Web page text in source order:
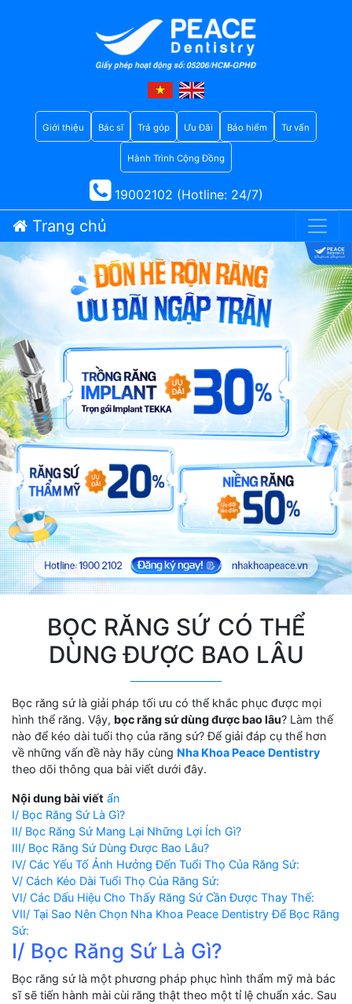
Giới thiệu Bác sĩ Trả góp Ưu Đãi Bảo hiểm Tư vấn
Hành Trình Cộng Đồng
19002102 (Hotline: 24/7)
Trang chủ
BỌC RĂNG SỨ CÓ THỂ
DÙNG ĐƯỢC BAO LÂU
Bọc răng sứ là giải pháp tối ưu có thể khắc phục được mọi
hình thể răng. Vậy, bọc răng sứ dùng được bao lâu? Làm thế
nào để kéo dài tuổi thọ của răng sứ? Để giải đáp cụ thể hơn
về những vấn đề này hãy cùng Nha Khoa Peace Dentistry
theo dõi thông qua bài viết dưới đây.
Nội dung bài viết ẩn
I/ Bọc Răng Sứ Là Gì?
II/ Bọc Răng Sứ Mang Lại Những Lợi Ích Gì?
III/ Bọc Răng Sứ Dùng Được Bao Lâu?
IV/ Các Yếu Tố Ảnh Hưởng Đến Tuổi Thọ Của Răng Sứ:
V/ Cách Kéo Dài Tuổi Thọ Của Răng Sứ:
VI/ Các Dấu Hiệu Cho Thấy Răng Sứ Cần Được Thay Thế:
VII/ Tại Sao Nên Chọn Nha Khoa Peace Dentistry Để Bọc Răng
Sứ:
I/ Bọc Răng Sứ Là Gì?
Bọc răng sứ là một phương pháp phục hình thẩm mỹ mà bác
sĩ sẽ tiến hành mài cùi răng thật theo một tỉ lệ chuẩn xác. Sau